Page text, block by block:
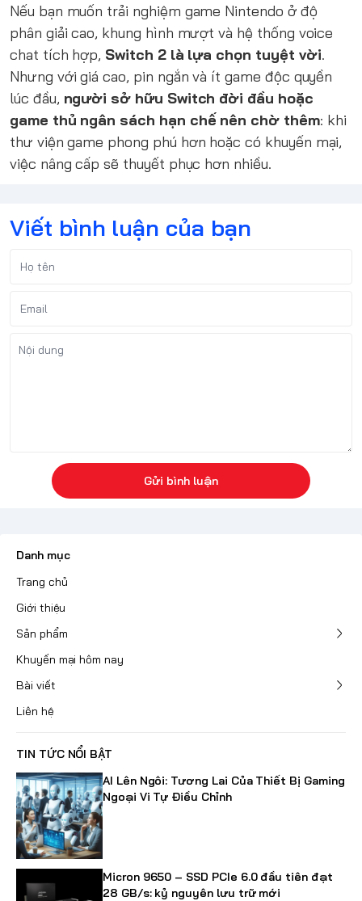
Nếu bạn muốn trải nghiệm game Nintendo ở độ
phân giải cao, khung hình mượt và hệ thống voice
chat tích hợp, Switch 2 là lựa chọn tuyệt vời.
Nhưng với giá cao, pin ngắn và ít game độc quyền
lúc đầu, người sở hữu Switch đời đầu hoặc
game thủ ngân sách hạn chế nên chờ thêm: khi
thư viện game phong phú hơn hoặc có khuyến mại,
việc nâng cấp sẽ thuyết phục hơn nhiều.
Viết bình luận của bạn
Gửi bình luận
Danh mục
Trang chủ
Giới thiệu
Sản phẩm
Khuyến mại hôm nay
Bài viết
Liên hệ
TIN TỨC NỔI BẬT
AI Lên Ngôi: Tương Lai Của Thiết Bị Gaming
Ngoại Vi Tự Điều Chỉnh
Micron 9650 – SSD PCIe 6.0 đầu tiên đạt
28 GB/s: kỷ nguyên lưu trữ mới